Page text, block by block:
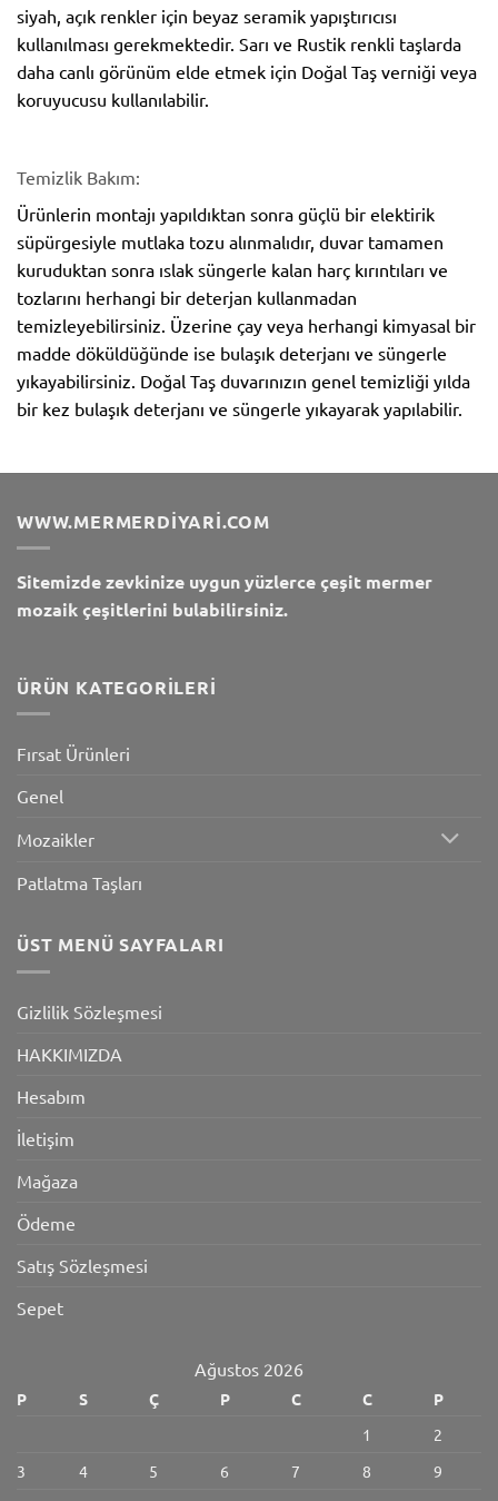
siyah, açık renkler için beyaz seramik yapıştırıcısı
kullanılması gerekmektedir. Sarı ve Rustik renkli taşlarda
daha canlı görünüm elde etmek için Doğal Taş verniği veya
koruyucusu kullanılabilir.
Temizlik Bakım:
Ürünlerin montajı yapıldıktan sonra güçlü bir elektirik
süpürgesiyle mutlaka tozu alınmalıdır, duvar tamamen
kuruduktan sonra ıslak süngerle kalan harç kırıntıları ve
tozlarını herhangi bir deterjan kullanmadan
temizleyebilirsiniz. Üzerine çay veya herhangi kimyasal bir
madde döküldüğünde ise bulaşık deterjanı ve süngerle
yıkayabilirsiniz. Doğal Taş duvarınızın genel temizliği yılda
bir kez bulaşık deterjanı ve süngerle yıkayarak yapılabilir.
WWW.MERMERDIYARI.COM
Sitemizde zevkinize uygun yüzlerce çeşit mermer
mozaik çeşitlerini bulabilirsiniz.
ÜRÜN KATEGORILERI
Fırsat Ürünleri
Genel
Mozaikler
Patlatma Taşları
ÜST MENÜ SAYFALARI
Gizlilik Sözleşmesi
HAKKIMIZDA
Hesabım
İletişim
Mağaza
Ödeme
Satış Sözleşmesi
Sepet
Ağustos 2026
P S Ç P C C
P
1
2
3
4 5 6 7 8
9